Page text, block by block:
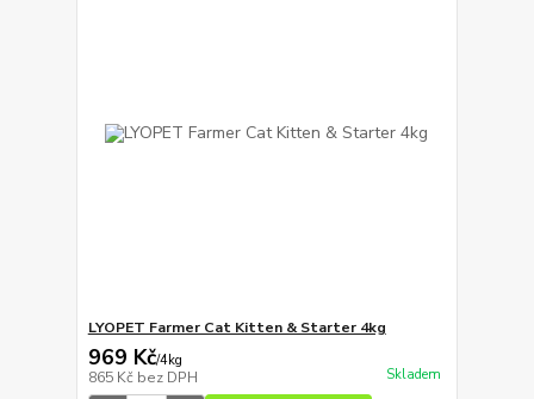
LYOPET Farmer Cat Kitten & Starter 4kg
969 Kč/4kg
865 Kč bez DPH Skladem